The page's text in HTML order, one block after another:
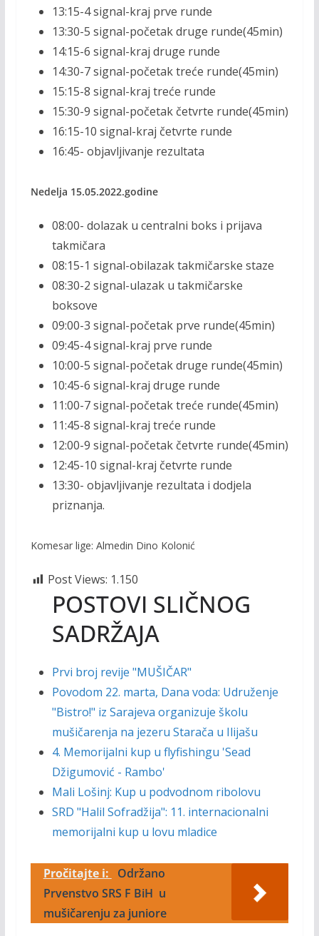
13:15-4 signal-kraj prve runde
13:30-5 signal-početak druge runde(45min)
14:15-6 signal-kraj druge runde
14:30-7 signal-početak treće runde(45min)
15:15-8 signal-kraj treće runde
15:30-9 signal-početak četvrte runde(45min)
16:15-10 signal-kraj četvrte runde
16:45- objavljivanje rezultata
Nedelja 15.05.2022.godine
08:00- dolazak u centralni boks i prijava
takmičara
08:15-1 signal-obilazak takmičarske staze
08:30-2 signal-ulazak u takmičarske
boksove
09:00-3 signal-početak prve runde(45min)
09:45-4 signal-kraj prve runde
10:00-5 signal-početak druge runde(45min)
10:45-6 signal-kraj druge runde
11:00-7 signal-početak treće runde(45min)
11:45-8 signal-kraj treće runde
12:00-9 signal-početak četvrte runde(45min)
12:45-10 signal-kraj četvrte runde
13:30- objavljivanje rezultata i dodjela
priznanja.
Komesar lige: Almedin Dino Kolonić
Post Views: 1.150
POSTOVI SLIČNOG
SADRŽAJA
Prvi broj revije "MUŠIČAR"
Povodom 22. marta, Dana voda: Udruženje
"Bistro!" iz Sarajeva organizuje školu
mušičarenja na jezeru Starača u Ilijašu
4. Memorijalni kup u flyfishingu 'Sead
Džigumović - Rambo'
Mali Lošinj: Kup u podvodnom ribolovu
SRD "Halil Sofradžija": 11. internacionalni
memorijalni kup u lovu mladice
Pročitajte i:
Održano
Prvenstvo SRS F BiH u
mušičarenju za juniore